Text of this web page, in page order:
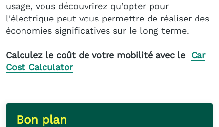
Bon plan
usage, vous découvrirez qu’opter pour
l'électrique peut vous permettre de réaliser des
économies significatives sur le long terme.
Calculez le coût de votre mobilité avec le Car
Cost Calculator